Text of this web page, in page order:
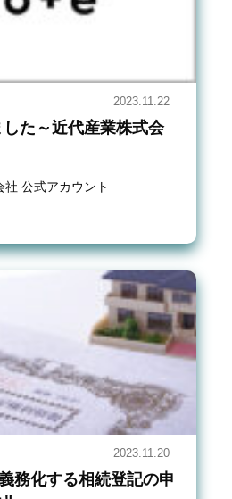
2023.11.22
た～近代産業株式会
公式アカウント
2023.11.20
務化する相続登記の申